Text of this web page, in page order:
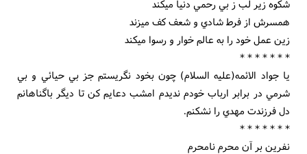
شکوه زير لب ز بي رحمي دنيا ميکند
همسرش از فرط شادي و شعف کف ميزند
زين عمل خود را به عالم خوار و رسوا ميکند
* * * * * * *
يا جواد الائمه(علیه السلام) چون بخود نگريستم جز بي حيائي و بي
شرمي در برابر ارباب خودم نديدم امشب دعايم کن تا ديگر باگناهانم
دل فرزندت مهدي را نشکنم.
* * * * * * *
نفرين بر آن محرم نامحرم